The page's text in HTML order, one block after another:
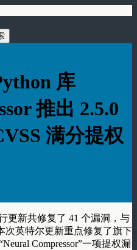
库
推出 2.5.0
满分提权
更新共修复了 41 个漏洞，与
次英特尔更新重点修复了旗下
Compressor”一项提权漏